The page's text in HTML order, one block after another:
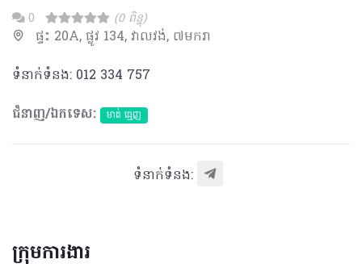
0 (0 ពិន្ទុ)
ផ្ទះ 20A, ផ្លូវ 134, វាលវង់, ៧មករា
ទំនាក់ទំនង: 012 334 757
ជំនាញ/ឯកទេស:
មាត់ ធ្មេញ
ទំនាក់ទំនង:
ក្រុមការងារ